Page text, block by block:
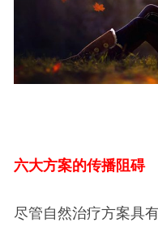
六大方案的传播阻碍
尽管自然治疗方案具